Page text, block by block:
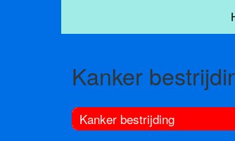
Kanker
Kanker bestrijding